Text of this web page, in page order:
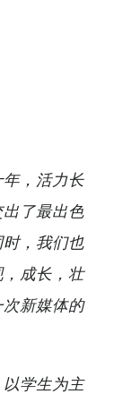
，活力长
了最出色
，我们也
成长，壮
新媒体的
学生为主